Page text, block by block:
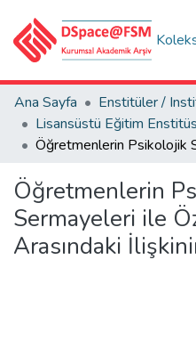
Ana Sayfa
Enstitüler /
Öğretmenlerin
Sermayeleri ile
Arasındaki